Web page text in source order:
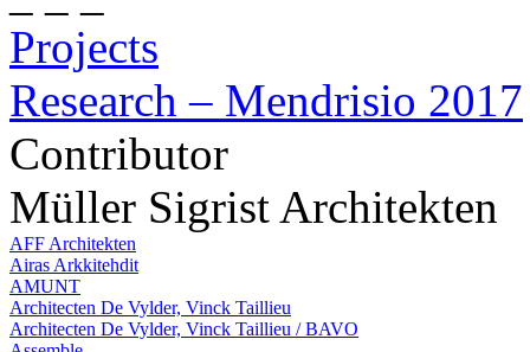
Projects
Research – Mendrisio 2017
Contributor
Müller Sigrist Architekten
AFF Architekten
Airas Arkkitehdit
AMUNT
Architecten De Vylder, Vinck Taillieu
Architecten De Vylder, Vinck Taillieu / BAVO